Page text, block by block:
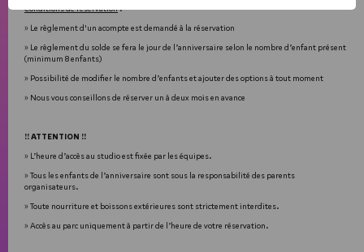
Conditions de réservation :
» Le règlement d'un acompte est demandé à la réservation
» Le règlement du solde se fera le jour de l’anniversaire selon le nombre d’enfant présent
(minimum 8 enfants)
» Possibilité de modifier le nombre d’enfants et ajouter des options à tout moment
» Nous vous conseillons de réserver un à deux mois en avance
!! ATTENTION !!
» L’heure d’accès au studio est fixée par les équipes.
» Tous les enfants de l’anniversaire sont sous la responsabilité des parents
organisateurs.
» Toute nourriture et boissons extérieures sont strictement interdites.
» Accès au parc uniquement à partir de l’heure de votre réservation.